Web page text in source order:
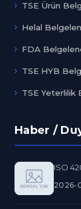
TSE Ürün
Helal
FDA
TSE HYB
TSE Yeterlilik
Haber /
ISO
2026-